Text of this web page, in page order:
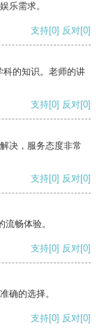
乐需求。
支持[0] 反对[0]
科的知识。老师的讲
支持[0] 反对[0]
决，服务态度非常
支持[0] 反对[0]
畅体验。
支持[0] 反对[0]
确的选择。
支持[0] 反对[0]